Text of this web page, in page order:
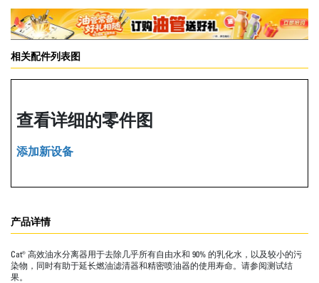
相关配件列表图
查看详细的零件图
添加新设备
产品详情
Cat® 高效油水分离器用于去除几乎所有自由水和 90% 的乳化水，以及较小的污
染物，同时有助于延长燃油滤清器和精密喷油器的使用寿命。请参阅测试结
果。